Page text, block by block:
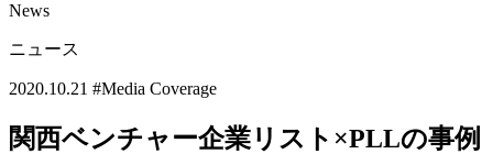
News
ニュース
2020.10.21 #Media Coverage
関西ベンチャー企業リスト×PLLの事例